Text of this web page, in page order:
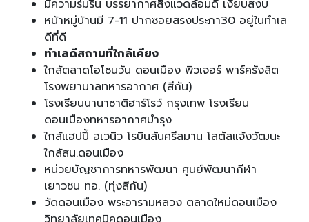
มีความร่มรื่น บรรยากาศสิ่งแวดล้อมดี เงียบสงบ
หน้าหมู่บ้านมี 7-11 ปากซอยสรงประภา30 อยู่ในทำเล
ดีที่ดี
ทำเลดีสถานที่ใกล้เคียง
ใกล้ตลาดโอโซนวัน ดอนเมือง พิวเจอร์ พาร์ครังสิต
โรงพยาบาลทหารอากาศ (สีกัน)
โรงเรียนนานาชาติฮาร์โรว์ กรุงเทพ โรงเรียน
ดอนเมืองทหารอากาศบำรุง
ใกล้แฮปปี้ อเวนิว โรบินสันศรีสมาน โลตัสแจ้งวัฒนะ
ใกล้สน.ดอนเมือง
หน่วยบัญชาการทหารพัฒนา ศูนย์พัฒนากีฬา
เยาวชน ทอ. (ทุ่งสีกัน)
วัดดอนเมือง พระอารามหลวง ตลาดใหม่ดอนเมือง